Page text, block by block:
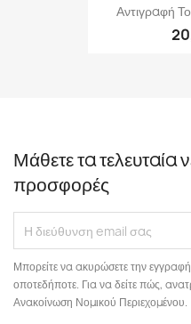
Αντιγραφή
Μάθετε τα τελευταία
προσφορές
Μπορείτε να ακυρώσετε την
οποτεδήποτε. Για να δείτε πώς,
Ανακοίνωση Νομικού Περιεχομένου.